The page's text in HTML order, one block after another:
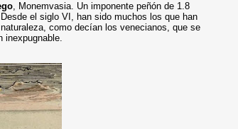
, Monemvasia. Un imponente peñón de 1.8
el siglo VI, han sido muchos los que han
como decían los venecianos, que se
inexpugnable.